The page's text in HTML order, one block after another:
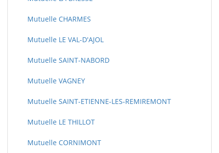
Mutuelle CHARMES
Mutuelle LE VAL-D'AJOL
Mutuelle SAINT-NABORD
Mutuelle VAGNEY
Mutuelle SAINT-ETIENNE-LES-REMIREMONT
Mutuelle LE THILLOT
Mutuelle CORNIMONT